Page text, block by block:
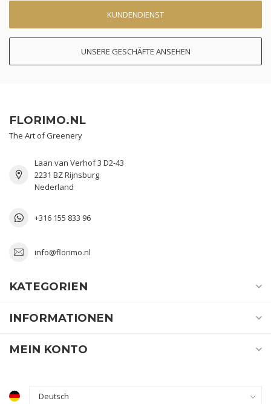
KUNDENDIENST
UNSERE GESCHÄFTE ANSEHEN
FLORIMO.NL
The Art of Greenery
Laan van Verhof 3 D2-43
2231 BZ Rijnsburg
Nederland
+316 155 833 96
info@florimo.nl
KATEGORIEN
INFORMATIONEN
MEIN KONTO